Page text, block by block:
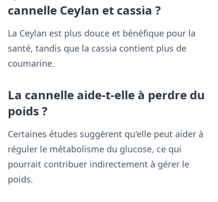
cannelle Ceylan et cassia ?
La Ceylan est plus douce et bénéfique pour la
santé, tandis que la cassia contient plus de
coumarine.
La cannelle aide-t-elle à perdre du
poids ?
Certaines études suggèrent qu'elle peut aider à
réguler le métabolisme du glucose, ce qui
pourrait contribuer indirectement à gérer le
poids.